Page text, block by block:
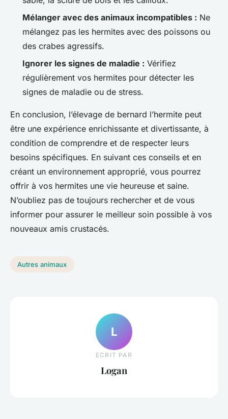
Mélanger avec des animaux incompatibles : Ne
mélangez pas les hermites avec des poissons ou
des crabes agressifs.
Ignorer les signes de maladie : Vérifiez
régulièrement vos hermites pour détecter les
signes de maladie ou de stress.
En conclusion, l’élevage de bernard l’hermite peut
être une expérience enrichissante et divertissante, à
condition de comprendre et de respecter leurs
besoins spécifiques. En suivant ces conseils et en
créant un environnement approprié, vous pourrez
offrir à vos hermites une vie heureuse et saine.
N’oubliez pas de toujours rechercher et de vous
informer pour assurer le meilleur soin possible à vos
nouveaux amis crustacés.
Autres animaux
L
ECRIT PAR
Logan